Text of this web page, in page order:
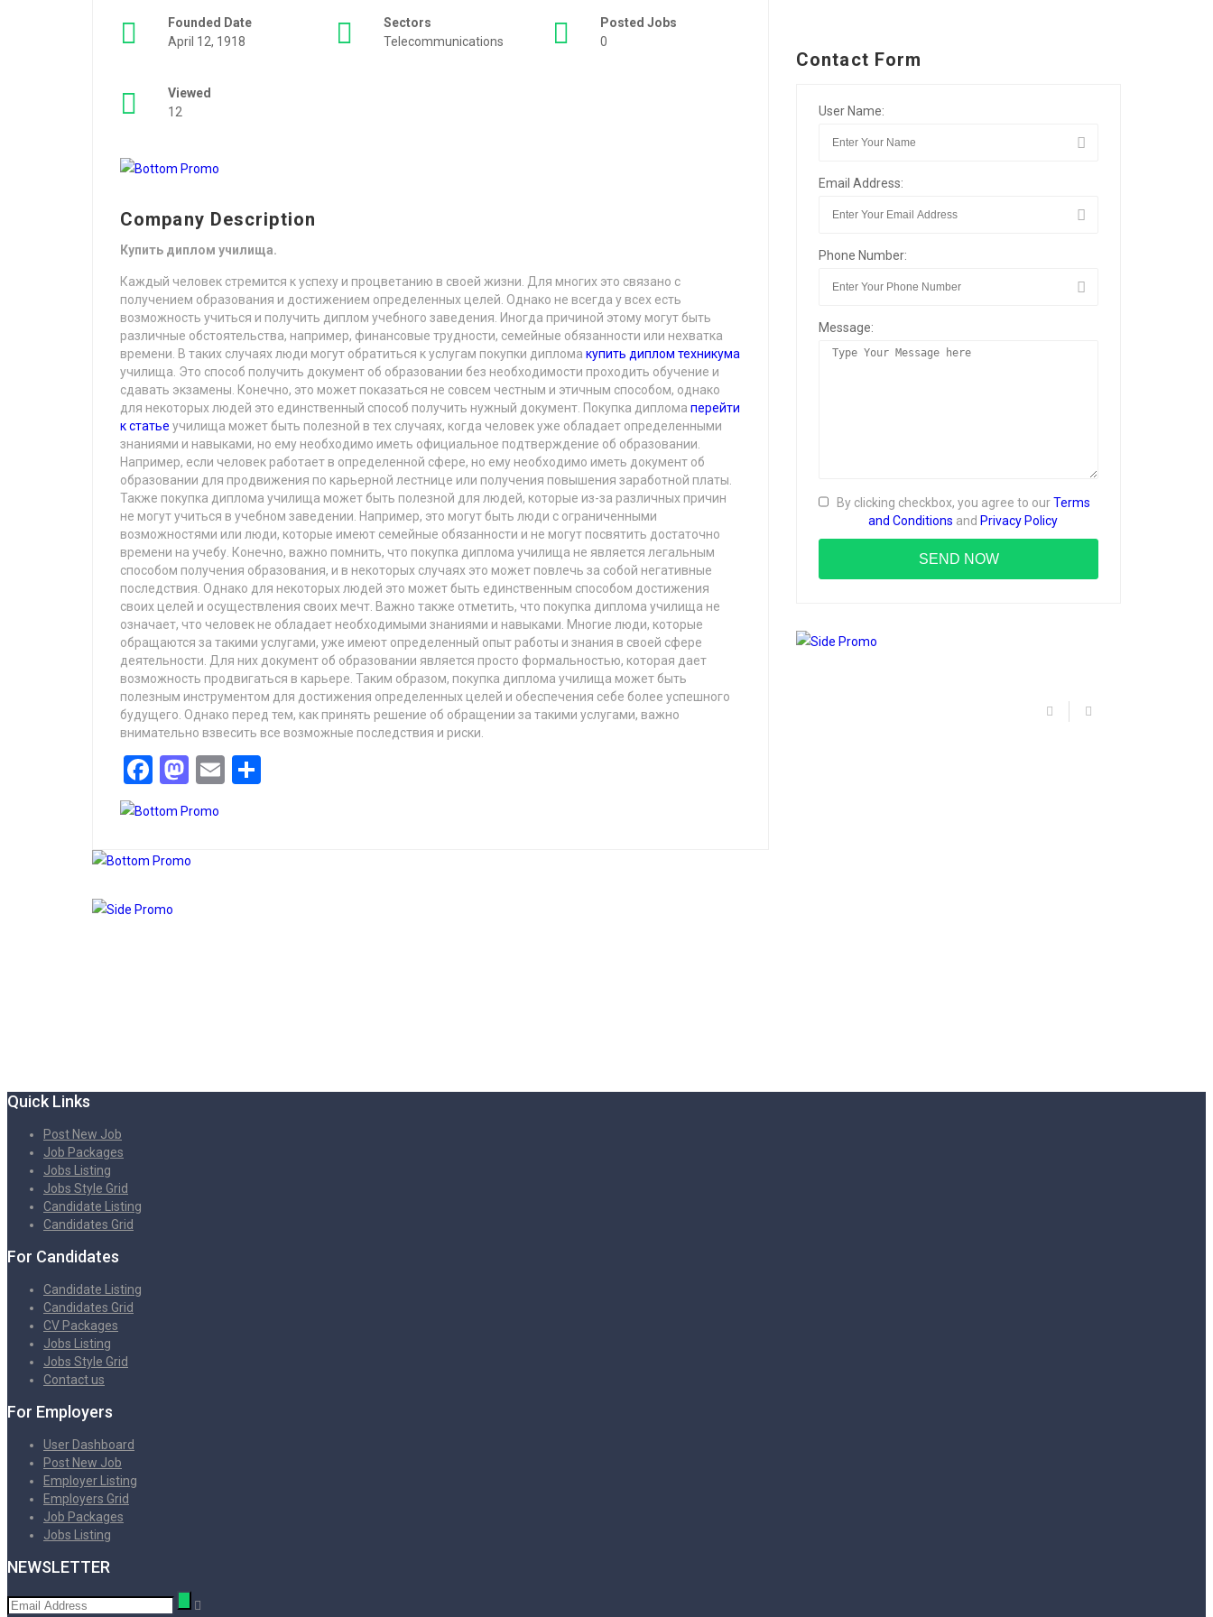
Founded Date
April 12, 1918
Sectors
Telecommunications
Posted Jobs
0
Viewed
12
Company Description
Купить диплом училища.
Каждый человек стремится к успеху и процветанию в своей жизни. Для многих это связано с
получением образования и достижением определенных целей. Однако не всегда у всех есть
возможность учиться и получить диплом учебного заведения. Иногда причиной этому могут быть
различные обстоятельства, например, финансовые трудности, семейные обязанности или нехватка
времени. В таких случаях люди могут обратиться к услугам покупки диплома купить диплом техникума
училища. Это способ получить документ об образовании без необходимости проходить обучение и
сдавать экзамены. Конечно, это может показаться не совсем честным и этичным способом, однако
для некоторых людей это единственный способ получить нужный документ. Покупка диплома перейти
к статье училища может быть полезной в тех случаях, когда человек уже обладает определенными
знаниями и навыками, но ему необходимо иметь официальное подтверждение об образовании.
Например, если человек работает в определенной сфере, но ему необходимо иметь документ об
образовании для продвижения по карьерной лестнице или получения повышения заработной платы.
Также покупка диплома училища может быть полезной для людей, которые из-за различных причин
не могут учиться в учебном заведении. Например, это могут быть люди с ограниченными
возможностями или люди, которые имеют семейные обязанности и не могут посвятить достаточно
времени на учебу. Конечно, важно помнить, что покупка диплома училища не является легальным
способом получения образования, и в некоторых случаях это может повлечь за собой негативные
последствия. Однако для некоторых людей это может быть единственным способом достижения
своих целей и осуществления своих мечт. Важно также отметить, что покупка диплома училища не
означает, что человек не обладает необходимыми знаниями и навыками. Многие люди, которые
обращаются за такими услугами, уже имеют определенный опыт работы и знания в своей сфере
деятельности. Для них документ об образовании является просто формальностью, которая дает
возможность продвигаться в карьере. Таким образом, покупка диплома училища может быть
полезным инструментом для достижения определенных целей и обеспечения себе более успешного
будущего. Однако перед тем, как принять решение об обращении за такими услугами, важно
внимательно взвесить все возможные последствия и риски.
Facebook
Mastodon
Email
Contact Form
User Name:
Email Address:
Phone Number:
Message:
By clicking checkbox, you agree to ourTerms
and Conditions and Privacy Policy
Quick Links
Post New Job
Job Packages
Jobs Listing
Jobs Style Grid
Candidate Listing
Candidates Grid
For Candidates
Candidate Listing
Candidates Grid
CV Packages
Jobs Listing
Jobs Style Grid
Contact us
For Employers
User Dashboard
Post New Job
Employer Listing
Employers Grid
Job Packages
Jobs Listing
NEWSLETTER